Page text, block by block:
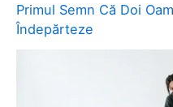
Primul Semn Că Doi
Îndepărteze